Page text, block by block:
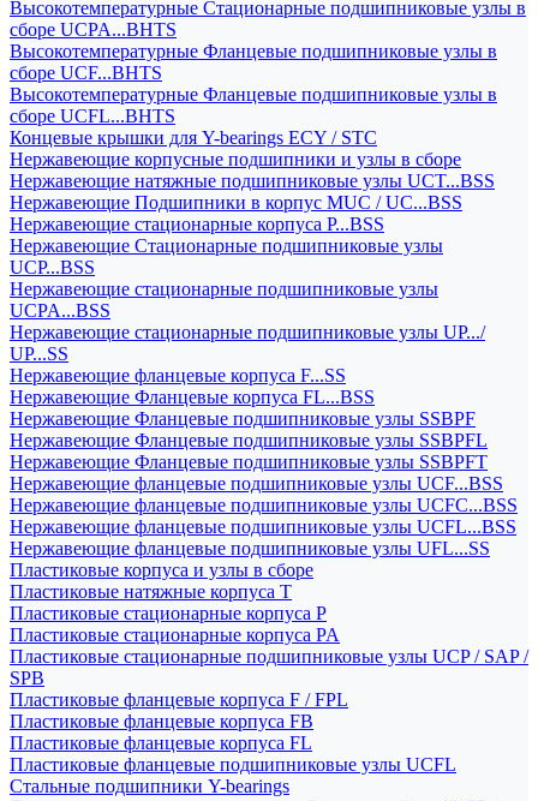
Высокотемпературные Стационарные подшипниковые узлы в
сборе UCPA...BHTS
Высокотемпературные Фланцевые подшипниковые узлы в
сборе UCF...BHTS
Высокотемпературные Фланцевые подшипниковые узлы в
сборе UCFL...BHTS
Концевые крышки для Y-bearings ECY / STC
Нержавеющие корпусные подшипники и узлы в сборе
Нержавеющие натяжные подшипниковые узлы UCT...BSS
Нержавеющие Подшипники в корпус MUC / UC...BSS
Нержавеющие стационарные корпуса P...BSS
Нержавеющие Стационарные подшипниковые узлы
UCP...BSS
Нержавеющие стационарные подшипниковые узлы
UCPA...BSS
Нержавеющие стационарные подшипниковые узлы UP.../
UP...SS
Нержавеющие фланцевые корпуса F...SS
Нержавеющие Фланцевые корпуса FL...BSS
Нержавеющие Фланцевые подшипниковые узлы SSBPF
Нержавеющие Фланцевые подшипниковые узлы SSBPFL
Нержавеющие Фланцевые подшипниковые узлы SSBPFT
Нержавеющие фланцевые подшипниковые узлы UCF...BSS
Нержавеющие фланцевые подшипниковые узлы UCFC...BSS
Нержавеющие фланцевые подшипниковые узлы UCFL...BSS
Нержавеющие фланцевые подшипниковые узлы UFL...SS
Пластиковые корпуса и узлы в сборе
Пластиковые натяжные корпуса T
Пластиковые стационарные корпуса P
Пластиковые стационарные корпуса PA
Пластиковые стационарные подшипниковые узлы UCP / SAP /
SPB
Пластиковые фланцевые корпуса F / FPL
Пластиковые фланцевые корпуса FB
Пластиковые фланцевые корпуса FL
Пластиковые фланцевые подшипниковые узлы UCFL
Стальные подшипники Y-bearings